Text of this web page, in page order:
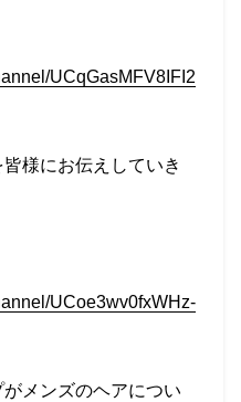
UCqGasMFV8IFI2
様にお伝えしていき
UCoe3wv0fxWHz-
メンズのヘアについ